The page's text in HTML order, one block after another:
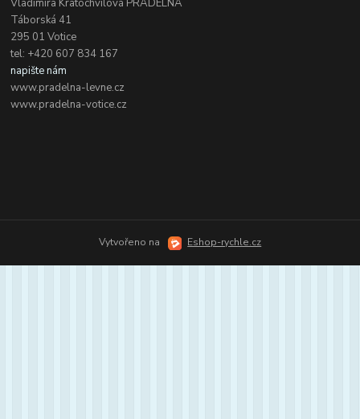
Vladimíra Kratochvílová PRÁDELNA
Táborská 41
295 01 Votice
tel: +420 607 834 167
napište nám
www.pradelna-levne.cz
www.pradelna-votice.cz
Vytvořeno na Eshop-rychle.cz